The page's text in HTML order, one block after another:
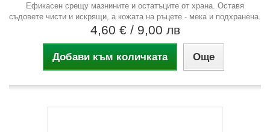
Ефикасен срещу мазнините и остатъците от храна. Оставя
съдовете чисти и искрящи, а кожата на ръцете - мека и подхранена.
4,60 € / 9,00 лв
Добави към количката Още